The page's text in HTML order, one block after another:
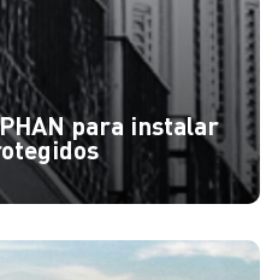
para instalar